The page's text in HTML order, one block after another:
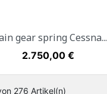
Vorschau
gear spring Cessna...
Preis
2.750,00 €
276 Artikel(n)